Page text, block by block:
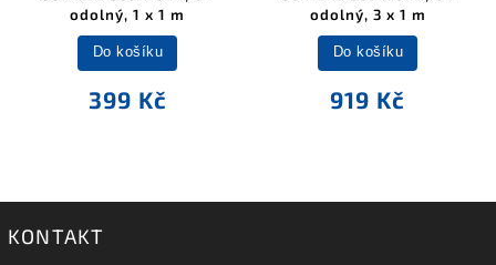
odolný, 1 x 1 m
399 Kč
Do košíku
odolný, 3 x 1 m
919 Kč
Do košíku
KONTAKT